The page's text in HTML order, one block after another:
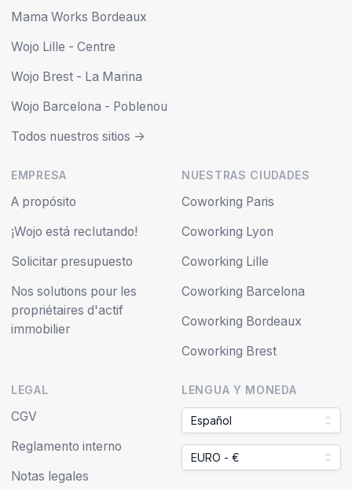
Mama Works Bordeaux
Wojo Lille - Centre
Wojo Brest - La Marina
Wojo Barcelona - Poblenou
Todos nuestros sitios ->
EMPRESA
A propósito
¡Wojo está reclutando!
Solicitar presupuesto
Nos solutions pour les
propriétaires d'actif
immobilier
NUESTRAS CIUDADES
Coworking Paris
Coworking Lyon
Coworking Lille
Coworking Barcelona
Coworking Bordeaux
Coworking Brest
LEGAL
CGV
Reglamento interno
Notas legales
LENGUA Y MONEDA
Español
EURO - €